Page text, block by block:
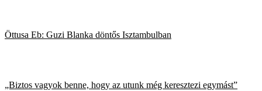
Öttusa Eb: Guzi Blanka döntős Isztambulban
„Biztos vagyok benne, hogy az utunk még keresztezi egymást”